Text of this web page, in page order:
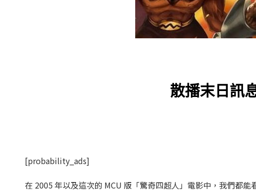
散播末日訊
[probability_ads]
在 2005 年以及這次的 MCU 版「驚奇四超人」電影中，我們都